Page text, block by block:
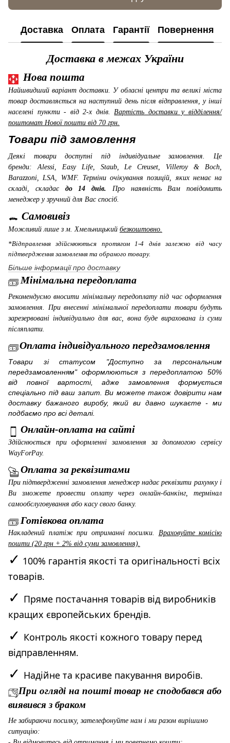
Доставка Оплата Гарантії Повернення
Доставка в межах України
Нова пошта
Найшвидший варіант доставки. У обласні центри та великі міста
товар доставляється на наступний день після відправлення, у інші
населені пункти - від 2-х днів. Вартість доставки у відділення/
поштомат Нової пошти від 70 грн.
Товари під замовлення
Деякі товари доступні під індивідуальне замовлення. Це
бренди: Alessi, Easy Life, Staub, Le Creuset, Villeroy & Boch,
Barazzoni, LSA, WMF. Терміни очікування позицій, яких немає на
складі, складає до 14 днів. Про наявність Вам повідомить
менеджер у зручний для Вас спосіб.
Самовивіз
Можливий лише з м. Хмельницький безкоштовно.
*Відправлення здійснюються протягом 1-4 днів залежно від часу
підтвердження замовлення та обраного товару.
Більше інформації про доставку
Мінімальна передоплата
Рекомендуємо вносити мінімальну передоплату під час оформлення
замовлення. При внесенні мінімальної передоплати товари будуть
зарезервовані індивідуально для вас, вона буде вирахована із суми
післяплати.
Оплата індивідуального передзамовлення
Товари зі статусом "Доступно за персональним
передзамовленням" оформлюються з передоплатою 50%
від повної вартості, адже замовлення формується
спеціально під ваш запит. Ви можете також довірити нам
доставку бажаного виробу, який ви давно шукаєте - ми
подбаємо про всі деталі.
Онлайн-оплата на сайті
Здійснюється при оформленні замовлення за допомогою сервісу
WayForPay.
Оплата за реквізитами
При підтвердженні замовлення менеджер надає реквізити рахунку і
Ви зможете провести оплату через онлайн-банкінг, термінал
самообслуговування або касу свого банку.
Готівкова оплата
Накладений платіж при отриманні посилки. Враховуйте комісію
пошти (20 грн + 2% від суми замовлення).
✓ 100% гарантія якості та оригінальності всіх
товарів.
✓ Пряме постачання товарів від виробників
кращих європейських брендів.
✓ Контроль якості кожного товару перед
відправленням.
✓ Надійне та красиве пакування виробів.
При огляді на пошті товар не сподобався або
виявився з браком
Не забираючи посилку, зателефонуйте нам і ми разом вирішимо
ситуацію: